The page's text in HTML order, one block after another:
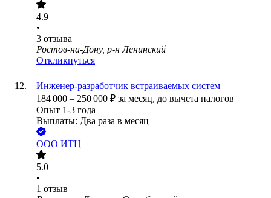
4.9
•
3 отзыва
Ростов-на-Дону, р-н Ленинский
Откликнуться
Инженер-разработчик встраиваемых систем
184 000 – 250 000 ₽ за месяц, до вычета налогов
Опыт 1-3 года
Выплаты: Два раза в месяц
ООО ИТЦ
5.0
•
1 отзыв